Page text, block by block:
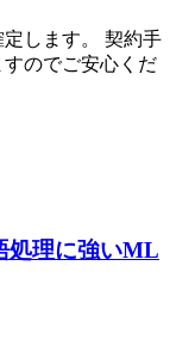
します。 契約手
のでご安心くだ
処理に強いML